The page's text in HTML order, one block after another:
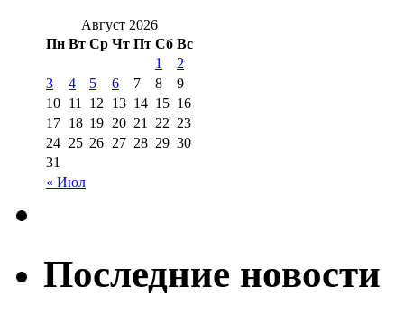
Август 2026
Пн Вт Ср Чт Пт Сб Вс
« Июл
1
2
3
4 5 6 7 8
9
10 11 12 13 14 15 16
17 18 19 20 21 22 23
24 25 26 27 28 29 30
31
Последние новости